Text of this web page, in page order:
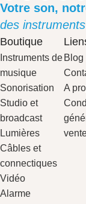
Votre son,
des
Boutique
Instruments de
musique
Sonorisation
Studio et
broadcast
Lumières
Câbles et
connectiques
Vidéo
Alarme
Blog
A